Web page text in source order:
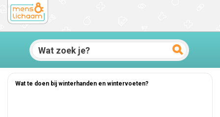
Wat te doen bij winterhanden en wintervoeten?